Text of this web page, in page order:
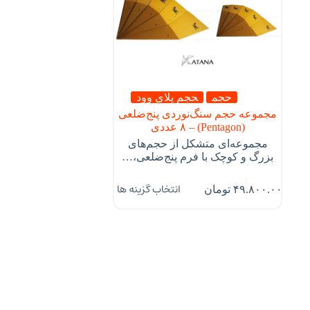
حجم
حجم پلای وود
مجموعه حجم سنگ‌نوردی پنج‌ضلعی
(Pentagon) – ۸ عددی
مجموعه‌ای متشکل از حجم‌های
بزرگ و کوچک با فرم پنج‌ضلعی،…
۴۹.۸۰۰.۰۰۰ تومان انتخاب گزینه ها